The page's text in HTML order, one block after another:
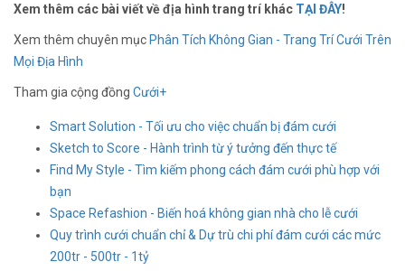
Xem thêm các bài viết về địa hình trang trí khác TẠI ĐÂY!
Xem thêm chuyên mục Phân Tích Không Gian - Trang Trí Cưới Trên
Mọi Địa Hình
Tham gia cộng đồng Cưới+
Smart Solution - Tối ưu cho việc chuẩn bị đám cưới
Sketch to Score - Hành trình từ ý tưởng đến thực tế
Find My Style - Tìm kiếm phong cách đám cưới phù hợp với
bạn
Space Refashion - Biến hoá không gian nhà cho lễ cưới
Quy trình cưới chuẩn chỉ & Dự trù chi phí đám cưới các mức
200tr - 500tr - 1tỷ